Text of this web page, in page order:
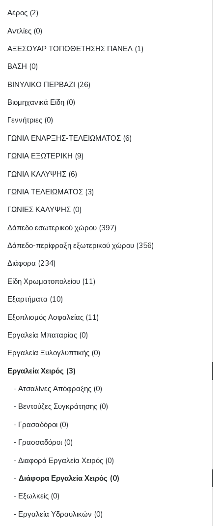
Αέρος (2)
Αντλίες (0)
ΑΞΕΣΟΥΑΡ ΤΟΠΟΘΕΤΗΣΗΣ ΠΑΝΕΛ (1)
ΒΑΣΗ (0)
ΒΙΝΥΛΙΚΟ ΠΕΡΒΑΖΙ (26)
Βιομηχανικά Είδη (0)
Γεννήτριες (0)
ΓΩΝΙΑ ΕΝΑΡΞΗΣ-ΤΕΛΕΙΩΜΑΤΟΣ (6)
ΓΩΝΙΑ ΕΞΩΤΕΡΙΚΗ (9)
ΓΩΝΙΑ ΚΑΛΥΨΗΣ (6)
ΓΩΝΙΑ ΤΕΛΕΙΩΜΑΤΟΣ (3)
ΓΩΝΙΕΣ ΚΑΛΥΨΗΣ (0)
Δάπεδο εσωτερικού χώρου (397)
Δάπεδο-περίφραξη εξωτερικού χώρου (356)
Διάφορα (234)
Είδη Χρωματοπολείου (11)
Εξαρτήματα (10)
Εξοπλισμός Ασφαλείας (11)
Εργαλεία Μπαταρίας (0)
Εργαλεία Ξυλογλυπτικής (0)
Εργαλεία Χειρός (3)
- Ατσαλίνες Απόφραξης (0)
- Βεντούζες Συγκράτησης (0)
- Γρασαδόροι (0)
- Γρασσαδόροι (0)
- Διαφορά Εργαλεία Χειρός (0)
- Διάφορα Εργαλεία Χειρός (0)
- Εξωλκείς (0)
- Εργαλεία Υδραυλικών (0)